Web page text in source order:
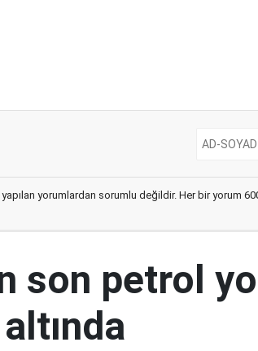
yorumlardan sorumlu değildir. Her bir yorum
son petrol